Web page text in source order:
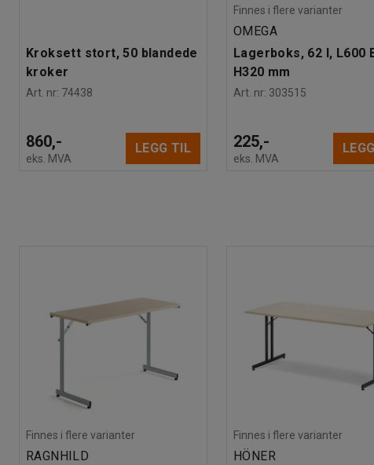
Kroksett stort, 50 blandede
kroker
Art. nr: 74438
860,-
eks. MVA
LEGG TIL
Finnes i flere varianter
OMEGA
Lagerboks, 62 l, L600
H320 mm
Art. nr: 303515
225,-
eks. MVA
Finnes i flere varianter
RAGNHILD
Finnes i flere varianter
HÖNER